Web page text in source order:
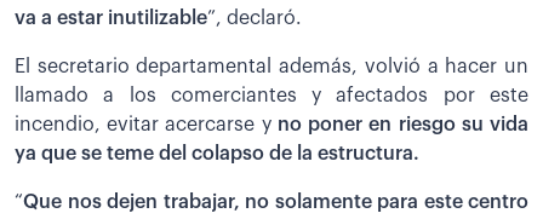
va a estar inutilizable”, declaró.
El secretario departamental además, volvió a hacer un
llamado a los comerciantes y afectados por este
incendio, evitar acercarse y no poner en riesgo su vida
ya que se teme del colapso de la estructura.
“Que nos dejen trabajar, no solamente para este centro